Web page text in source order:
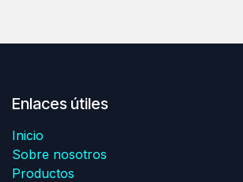
Enlaces útiles
Inicio
Sobre nosotros
Productos